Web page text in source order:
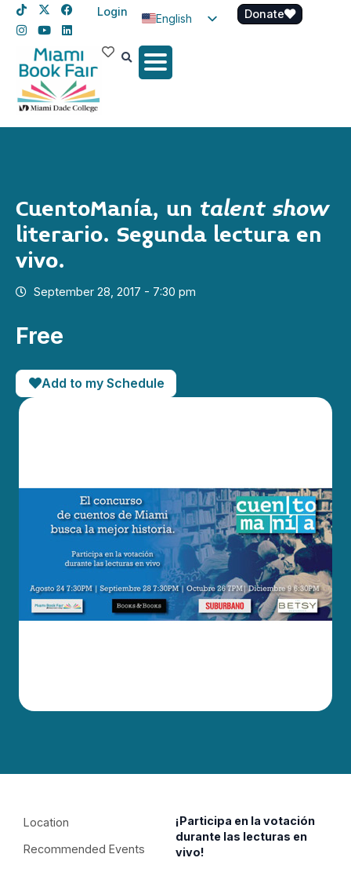
Login
English
Spanish
Donate
CuentoManía, u​n talent show
literario. Segunda lectura en
vivo.
September 28, 2017 - 7:30 pm
Free
Add to my Schedule
Location
Recommended Events
¡Participa en la votación
durante las lecturas en
vivo!